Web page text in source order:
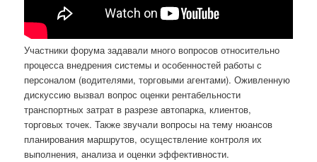
Участники форума задавали много вопросов относительно
процесса внедрения системы и особенностей работы с
персоналом (водителями, торговыми агентами). Оживленную
дискуссию вызвал вопрос оценки рентабельности
транспортных затрат в разрезе автопарка, клиентов,
торговых точек. Также звучали вопросы на тему нюансов
планирования маршрутов, осуществление контроля их
выполнения, анализа и оценки эффективности.